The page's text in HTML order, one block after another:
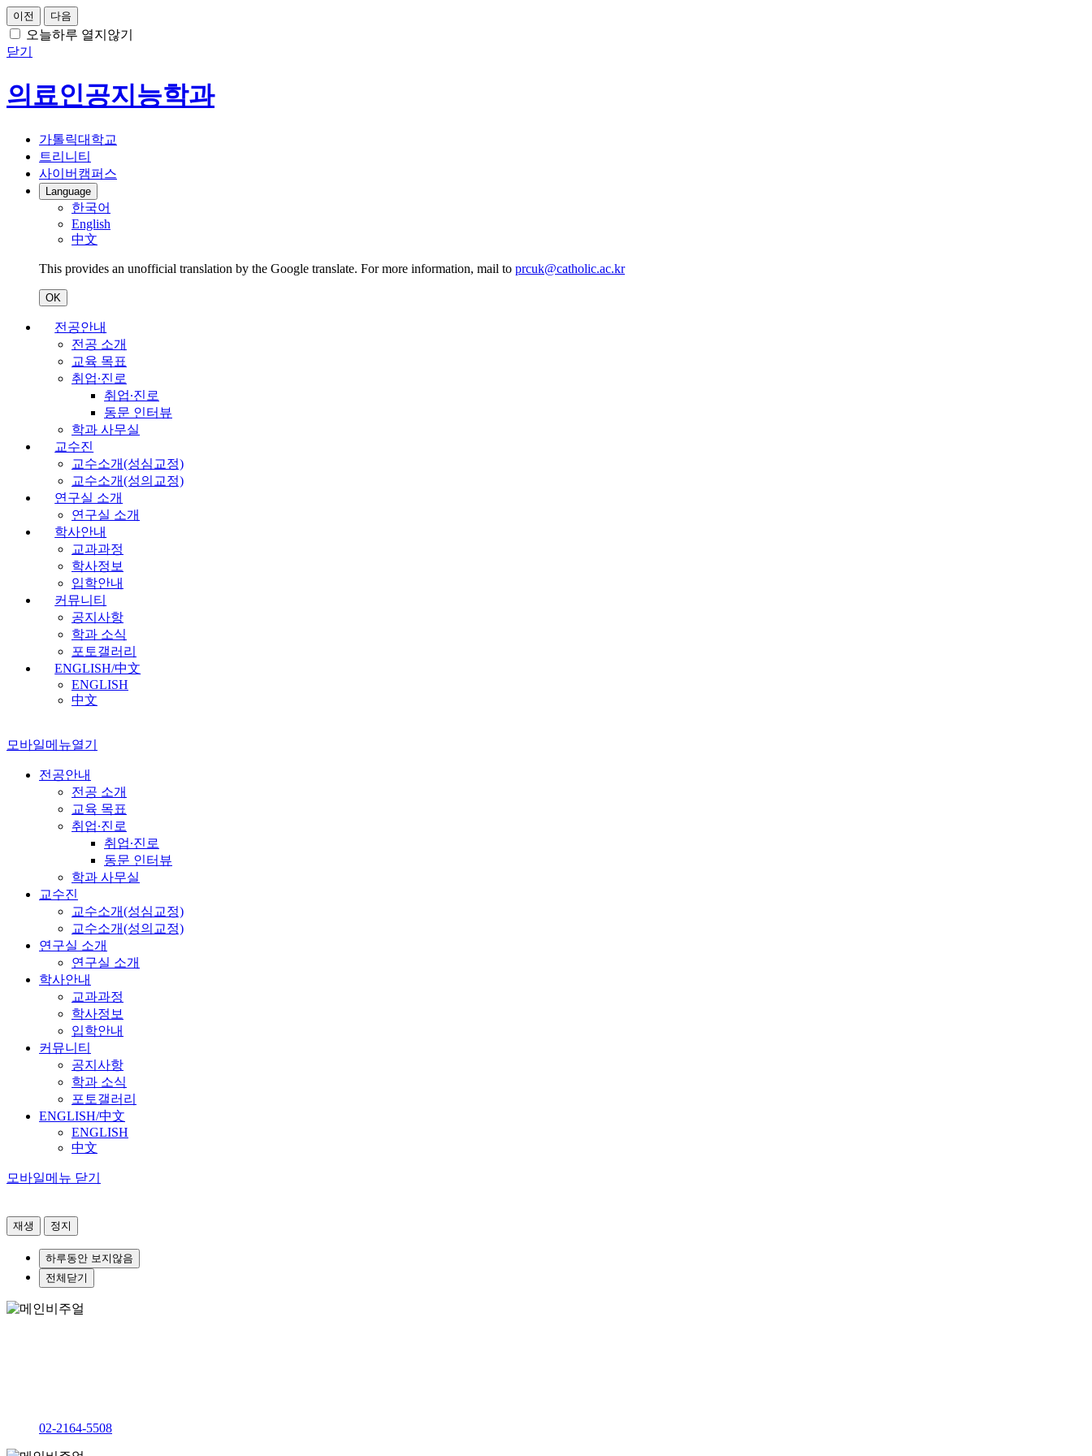
이전 다음
오늘하루 열지않기
닫기
의료인공지능학과
가톨릭대학교
트리니티
사이버캠퍼스
Language
한국어
English
中文
This provides an unofficial translation by the Google translate. For more information, mail to prcuk@catholic.ac.kr
OK
전공안내
전공 소개
교육 목표
취업∙진로
취업∙진로
동문 인터뷰
학과 사무실
교수진
교수소개(성심교정)
교수소개(성의교정)
연구실 소개
연구실 소개
학사안내
교과과정
학사정보
입학안내
커뮤니티
공지사항
학과 소식
포토갤러리
ENGLISH/中文
ENGLISH
中文
모바일메뉴열기
전공안내
전공 소개
교육 목표
취업∙진로
취업∙진로
동문 인터뷰
학과 사무실
교수진
교수소개(성심교정)
교수소개(성의교정)
연구실 소개
연구실 소개
학사안내
교과과정
학사정보
입학안내
커뮤니티
공지사항
학과 소식
포토갤러리
ENGLISH/中文
ENGLISH
中文
모바일메뉴 닫기
재생 정지
하루동안 보지않음
전체닫기
02-2164-5508